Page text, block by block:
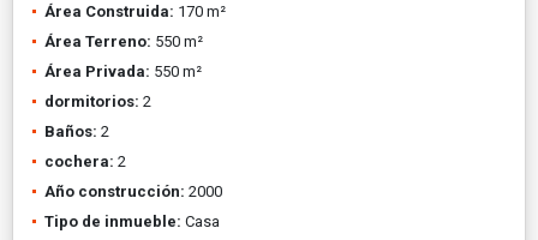
Área Construida: 170 m²
Área Terreno: 550 m²
Área Privada: 550 m²
dormitorios: 2
Baños: 2
cochera: 2
Año construcción: 2000
Tipo de inmueble: Casa